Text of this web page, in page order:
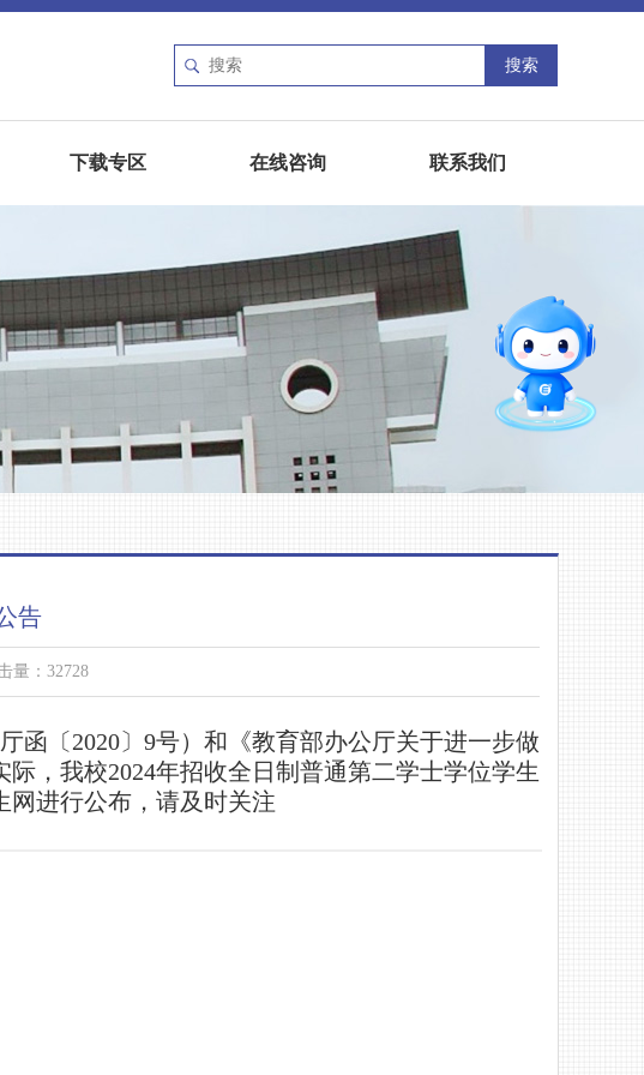
下载专区 在线咨询 联系我们
告
量：32728
〔2020〕9号） 和《教育部办公厅关于进一步做
， 我校2024年招收全日制普通第二学士学位学生
网进行公布，请及时关注
智能问答
留言板
直通专业